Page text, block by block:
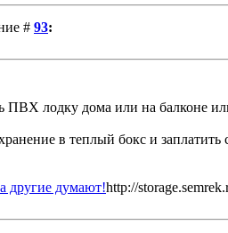
# 93:
ПВХ лодку дома или на балконе
в теплый бокс и заплатить
другие думают!http://